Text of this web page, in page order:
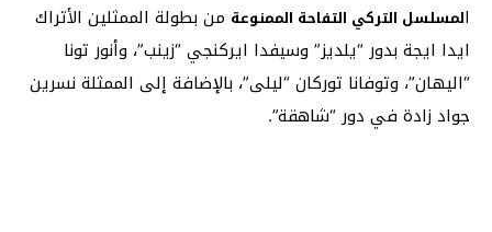
المسلسل التركي التفاحة الممنوعة من بطولة الممثلين الأتراك
ايدا ايجة بدور “يلديز” وسيفدا ايركنجي “زينب”، وأنور تونا
“اليهان”، وتوفانا توركان “ليلى”، بالإضافة إلى الممثلة نسرين
جواد زادة في دور “شاهقة”.